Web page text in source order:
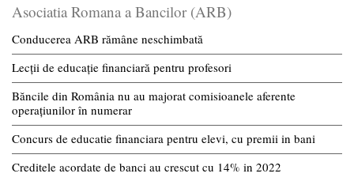
Asociatia Romana a Bancilor (ARB)
Conducerea ARB rămâne neschimbată
Lecții de educație financiară pentru profesori
Băncile din România nu au majorat comisioanele aferente
operațiunilor în numerar
Concurs de educatie financiara pentru elevi, cu premii in bani
Creditele acordate de banci au crescut cu 14% in 2022